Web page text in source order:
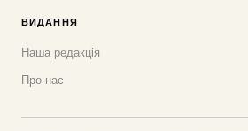
ВИДАННЯ
Наша редакція
Про нас